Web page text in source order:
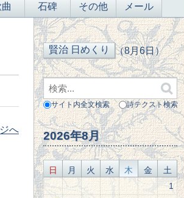
曲 石碑 その他 メール
へ
（8月6日）
サイト内全文検索 詩テクスト検索
2026年8月
日 月 火 水 木 金
土
1